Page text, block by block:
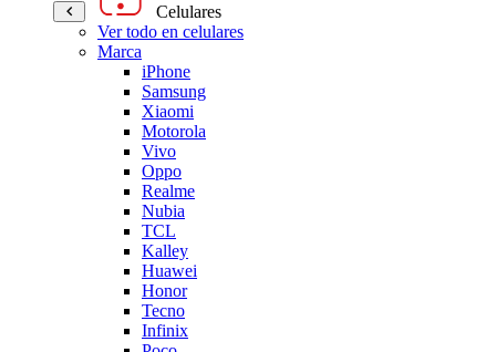
Celulares
Ver todo en celulares
Marca
iPhone
Samsung
Xiaomi
Motorola
Vivo
Oppo
Realme
Nubia
TCL
Kalley
Huawei
Honor
Tecno
Infinix